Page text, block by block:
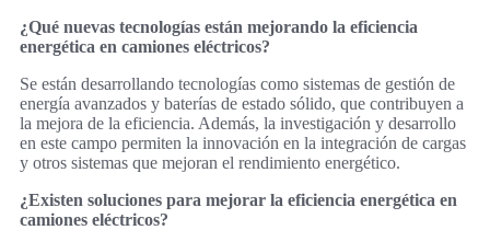
¿Qué nuevas tecnologías están mejorando la eficiencia
energética en camiones eléctricos?
Se están desarrollando tecnologías como sistemas de gestión de
energía avanzados y baterías de estado sólido, que contribuyen a
la mejora de la eficiencia. Además, la investigación y desarrollo
en este campo permiten la innovación en la integración de cargas
y otros sistemas que mejoran el rendimiento energético.
¿Existen soluciones para mejorar la eficiencia energética en
camiones eléctricos?